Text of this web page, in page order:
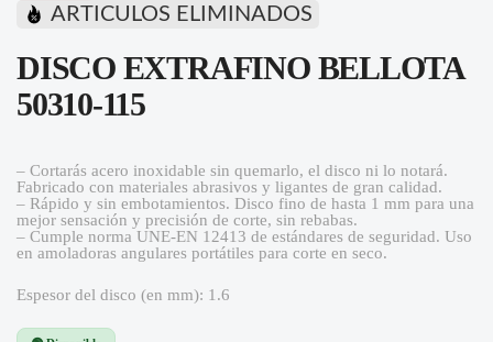
ARTICULOS ELIMINADOS
DISCO EXTRAFINO BELLOTA
50310-115
– Cortarás acero inoxidable sin quemarlo, el disco ni lo notará.
Fabricado con materiales abrasivos y ligantes de gran calidad.
– Rápido y sin embotamientos. Disco fino de hasta 1 mm para una
mejor sensación y precisión de corte, sin rebabas.
– Cumple norma UNE-EN 12413 de estándares de seguridad. Uso
en amoladoras angulares portátiles para corte en seco.
Espesor del disco (en mm): 1.6